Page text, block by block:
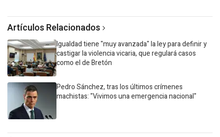
Artículos Relacionados
Igualdad tiene "muy avanzada" la ley para definir y
castigar la violencia vicaria, que regulará casos
como el de Bretón
Pedro Sánchez, tras los últimos crímenes
machistas: "Vivimos una emergencia nacional"